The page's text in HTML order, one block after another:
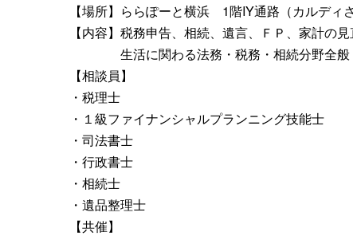
【場所】ららぽーと横浜 1階IY通路（カルディさ
【内容】税務申告、相続、遺言、ＦＰ、家計の
生活に関わる法務・税務・相続分野全般
【相談員】
・税理士
・１級ファイナンシャルプランニング技能士
・司法書士
・行政書士
・相続士
・遺品整理士
【共催】